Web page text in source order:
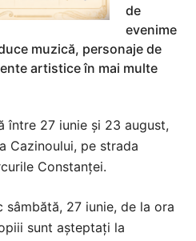
de
evenime
muzică, personaje de
artistice în mai multe
între 27 iunie și 23 august,
Cazinoului, pe strada
Constanței.
sâmbătă, 27 iunie, de la ora
sunt așteptați la